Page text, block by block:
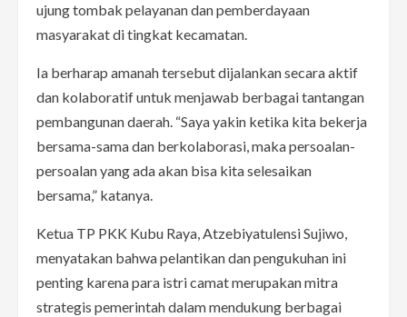
ujung tombak pelayanan dan pemberdayaan
masyarakat di tingkat kecamatan.
Ia berharap amanah tersebut dijalankan secara aktif
dan kolaboratif untuk menjawab berbagai tantangan
pembangunan daerah. “Saya yakin ketika kita bekerja
bersama-sama dan berkolaborasi, maka persoalan-
persoalan yang ada akan bisa kita selesaikan
bersama,” katanya.
Ketua TP PKK Kubu Raya, Atzebiyatulensi Sujiwo,
menyatakan bahwa pelantikan dan pengukuhan ini
penting karena para istri camat merupakan mitra
strategis pemerintah dalam mendukung berbagai